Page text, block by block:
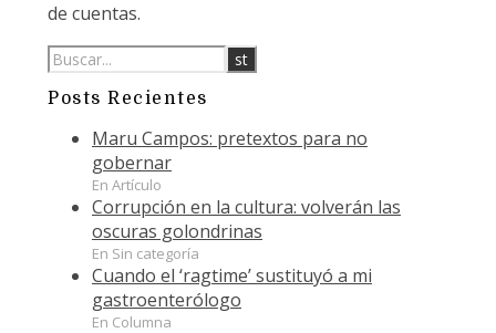
de cuentas.
Posts Recientes
Maru Campos: pretextos para no
gobernar
En Artículo
Corrupción en la cultura: volverán las
oscuras golondrinas
En Sin categoría
Cuando el ‘ragtime’ sustituyó a mi
gastroenterólogo
En Columna